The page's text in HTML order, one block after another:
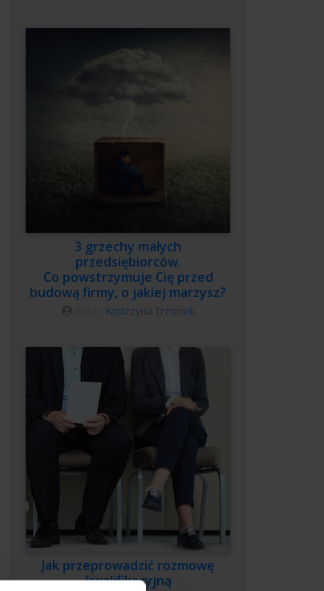
3 grzechy małych
przedsiębiorców.
Co powstrzymuje Cię przed
budową firmy, o jakiej marzysz?
Katarzyna Trzonek
Jak przeprowadzić rozmowę
kwalifikacyjną